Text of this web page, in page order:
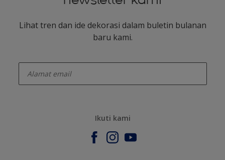
Lihat tren dan ide dekorasi dalam buletin bulanan
baru kami.
Ikuti kami